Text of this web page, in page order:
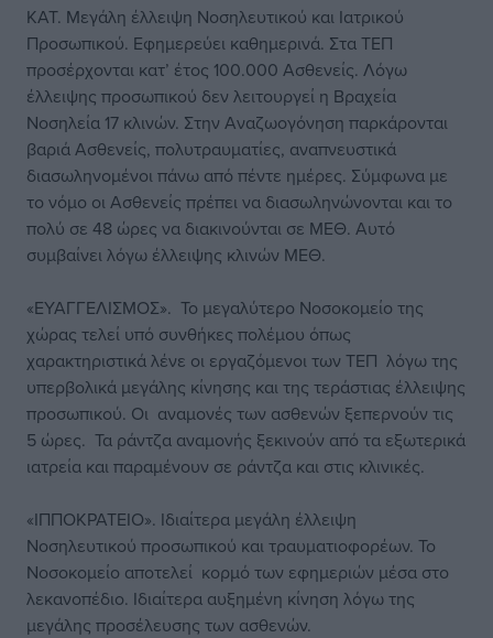
ΚΑΤ. Μεγάλη έλλειψη Νοσηλευτικού και Ιατρικού
Προσωπικού. Εφημερεύει καθημερινά. Στα ΤΕΠ
προσέρχονται κατ’ έτος 100.000 Ασθενείς. Λόγω
έλλειψης προσωπικού δεν λειτουργεί η Βραχεία
Νοσηλεία 17 κλινών. Στην Αναζωογόνηση παρκάρονται
βαριά Ασθενείς, πολυτραυματίες, αναπνευστικά
διασωληνομένοι πάνω από πέντε ημέρες. Σύμφωνα με
το νόμο οι Ασθενείς πρέπει να διασωληνώνονται και το
πολύ σε 48 ώρες να διακινούνται σε ΜΕΘ. Αυτό
συμβαίνει λόγω έλλειψης κλινών ΜΕΘ.
«ΕΥΑΓΓΕΛΙΣΜΟΣ». Το μεγαλύτερο Νοσοκομείο της
χώρας τελεί υπό συνθήκες πολέμου όπως
χαρακτηριστικά λένε οι εργαζόμενοι των ΤΕΠ λόγω της
υπερβολικά μεγάλης κίνησης και της τεράστιας έλλειψης
προσωπικού. Οι αναμονές των ασθενών ξεπερνούν τις
5 ώρες. Τα ράντζα αναμονής ξεκινούν από τα εξωτερικά
ιατρεία και παραμένουν σε ράντζα και στις κλινικές.
«ΙΠΠΟΚΡΑΤΕΙΟ». Ιδιαίτερα μεγάλη έλλειψη
Νοσηλευτικού προσωπικού και τραυματιοφορέων. Το
Νοσοκομείο αποτελεί κορμό των εφημεριών μέσα στο
λεκανοπέδιο. Ιδιαίτερα αυξημένη κίνηση λόγω της
μεγάλης προσέλευσης των ασθενών.